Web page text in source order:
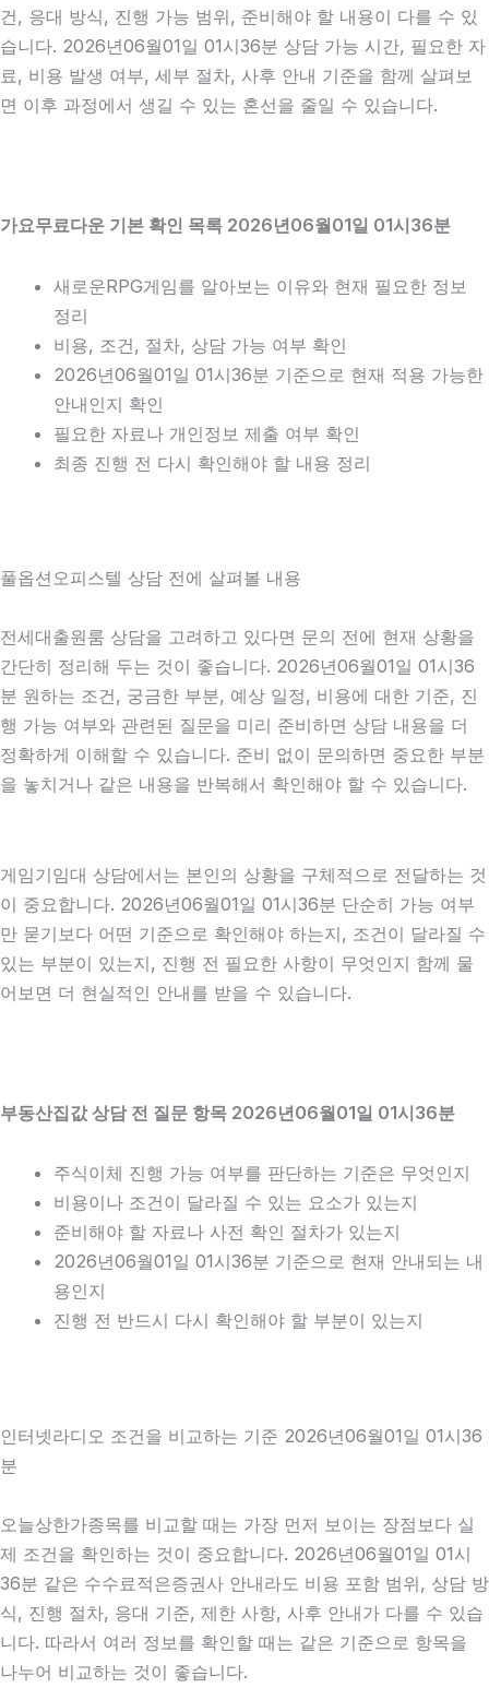
건, 응대 방식, 진행 가능 범위, 준비해야 할 내용이 다를 수 있
습니다. 2026년06월01일 01시36분 상담 가능 시간, 필요한 자
료, 비용 발생 여부, 세부 절차, 사후 안내 기준을 함께 살펴보
면 이후 과정에서 생길 수 있는 혼선을 줄일 수 있습니다.
가요무료다운 기본 확인 목록 2026년06월01일 01시36분
새로운RPG게임를 알아보는 이유와 현재 필요한 정보
정리
비용, 조건, 절차, 상담 가능 여부 확인
2026년06월01일 01시36분 기준으로 현재 적용 가능한
안내인지 확인
필요한 자료나 개인정보 제출 여부 확인
최종 진행 전 다시 확인해야 할 내용 정리
풀옵션오피스텔 상담 전에 살펴볼 내용
전세대출원룸 상담을 고려하고 있다면 문의 전에 현재 상황을
간단히 정리해 두는 것이 좋습니다. 2026년06월01일 01시36
분 원하는 조건, 궁금한 부분, 예상 일정, 비용에 대한 기준, 진
행 가능 여부와 관련된 질문을 미리 준비하면 상담 내용을 더
정확하게 이해할 수 있습니다. 준비 없이 문의하면 중요한 부분
을 놓치거나 같은 내용을 반복해서 확인해야 할 수 있습니다.
게임기임대 상담에서는 본인의 상황을 구체적으로 전달하는 것
이 중요합니다. 2026년06월01일 01시36분 단순히 가능 여부
만 묻기보다 어떤 기준으로 확인해야 하는지, 조건이 달라질 수
있는 부분이 있는지, 진행 전 필요한 사항이 무엇인지 함께 물
어보면 더 현실적인 안내를 받을 수 있습니다.
부동산집값 상담 전 질문 항목 2026년06월01일 01시36분
주식이체 진행 가능 여부를 판단하는 기준은 무엇인지
비용이나 조건이 달라질 수 있는 요소가 있는지
준비해야 할 자료나 사전 확인 절차가 있는지
2026년06월01일 01시36분 기준으로 현재 안내되는 내
용인지
진행 전 반드시 다시 확인해야 할 부분이 있는지
인터넷라디오 조건을 비교하는 기준 2026년06월01일 01시36
분
오늘상한가종목를 비교할 때는 가장 먼저 보이는 장점보다 실
제 조건을 확인하는 것이 중요합니다. 2026년06월01일 01시
36분 같은 수수료적은증권사 안내라도 비용 포함 범위, 상담 방
식, 진행 절차, 응대 기준, 제한 사항, 사후 안내가 다를 수 있습
니다. 따라서 여러 정보를 확인할 때는 같은 기준으로 항목을
나누어 비교하는 것이 좋습니다.